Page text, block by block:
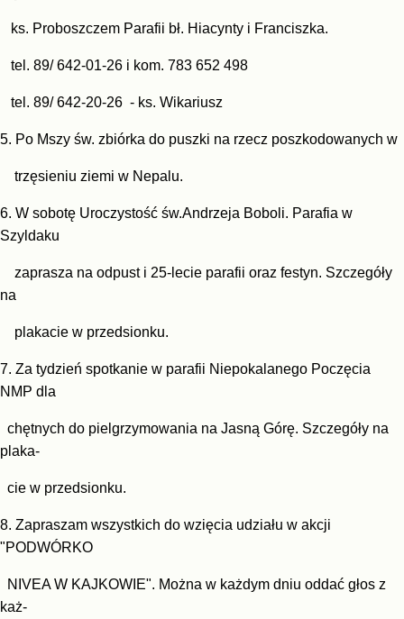
ks. Proboszczem Parafii bł. Hiacynty i Franciszka.
tel. 89/ 642-01-26 i kom. 783 652 498
tel. 89/ 642-20-26 - ks. Wikariusz
5. Po Mszy św. zbiórka do puszki na rzecz poszkodowanych w
trzęsieniu ziemi w Nepalu.
6. W sobotę Uroczystość św.Andrzeja Boboli. Parafia w
Szyldaku
zaprasza na odpust i 25-lecie parafii oraz festyn. Szczegóły
na
plakacie w przedsionku.
7. Za tydzień spotkanie w parafii Niepokalanego Poczęcia
NMP dla
chętnych do pielgrzymowania na Jasną Górę. Szczegóły na
plaka-
cie w przedsionku.
8. Zapraszam wszystkich do wzięcia udziału w akcji
"PODWÓRKO
NIVEA W KAJKOWIE". Można w każdym dniu oddać głos z
każ-